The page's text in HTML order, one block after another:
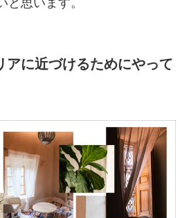
と思います。
アに近づけるためにやって